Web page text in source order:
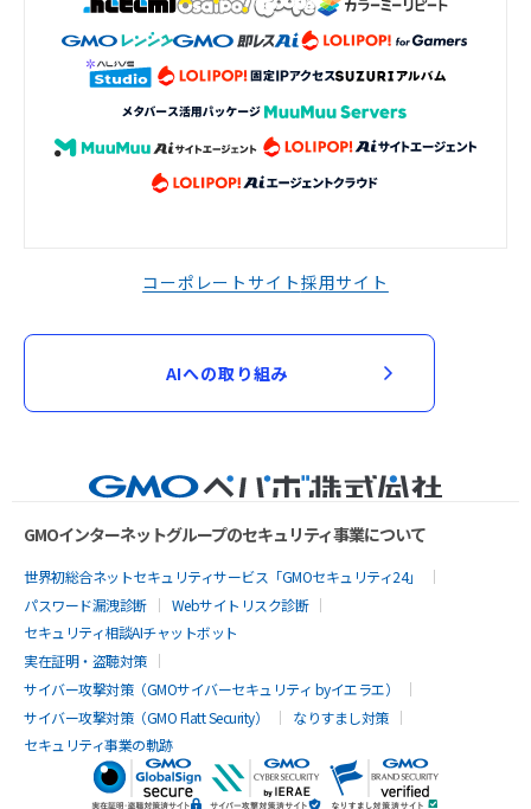
コーポレートサイト採用サイト
AIへの取り組み
GMOインターネットグループのセキュリティ事業について
世界初総合ネットセキュリティサービス「GMOセキュリティ24」
パスワード漏洩診断
Webサイトリスク診断
セキュリティ相談AIチャットボット
実在証明・盗聴対策
サイバー攻撃対策（GMOサイバーセキュリティ byイエラエ）
サイバー攻撃対策（GMO Flatt Security）
なりすまし対策
セキュリティ事業の軌跡